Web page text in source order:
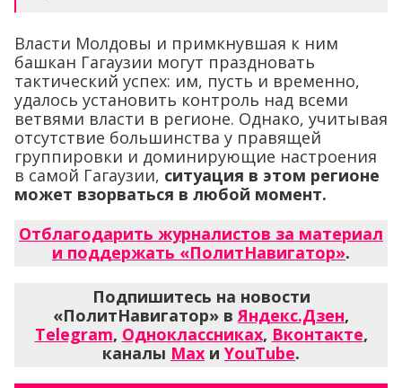
Власти Молдовы и примкнувшая к ним
башкан Гагаузии могут праздновать
тактический успех: им, пусть и временно,
удалось установить контроль над всеми
ветвями власти в регионе. Однако, учитывая
отсутствие большинства у правящей
группировки и доминирующие настроения
в самой Гагаузии, ситуация в этом регионе
может взорваться в любой момент.
Отблагодарить журналистов за материал
и поддержать «ПолитНавигатор».
Подпишитесь на новости
«ПолитНавигатор» вЯндекс.Дзен,
Telegram, Одноклассниках, Вконтакте,
каналы Max и YouTube.